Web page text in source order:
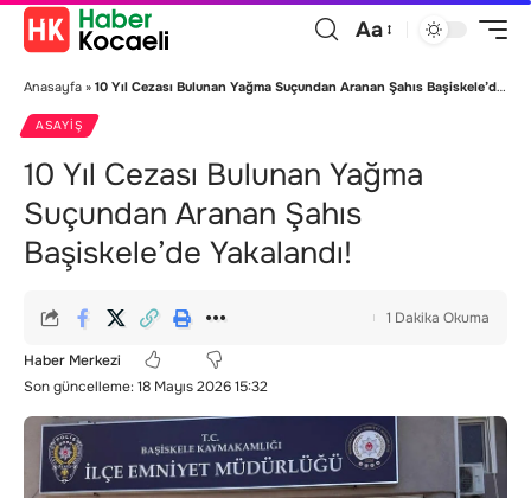
Aa
Anasayfa » 10 Yıl Cezası Bulunan Yağma Suçundan Aranan Şahıs Başiskele’de Yakalandı!
ASAYIŞ
10 Yıl Cezası Bulunan Yağma
Suçundan Aranan Şahıs
Başiskele’de Yakalandı!
Son güncelleme: 18 Mayıs 2026 15:32
Haber Merkezi
1 Dakika Okuma